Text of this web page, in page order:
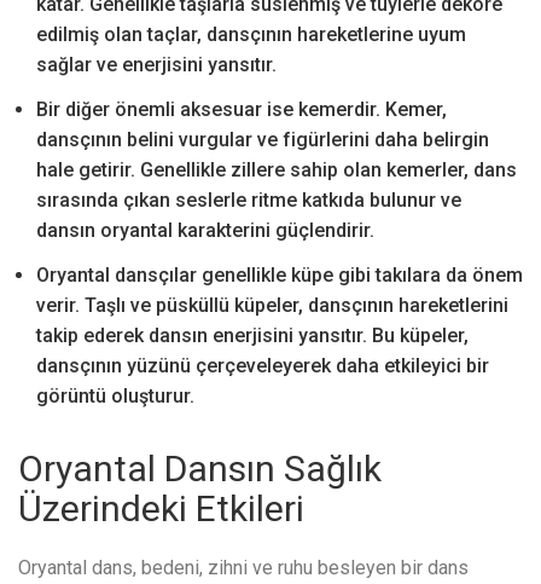
edilmiş olan taçlar, dansçının hareketlerine uyum
sağlar ve enerjisini yansıtır.
Bir diğer önemli aksesuar ise kemerdir. Kemer,
dansçının belini vurgular ve figürlerini daha belirgin
hale getirir. Genellikle zillere sahip olan kemerler, dans
sırasında çıkan seslerle ritme katkıda bulunur ve
dansın oryantal karakterini güçlendirir.
Oryantal dansçılar genellikle küpe gibi takılara da önem
verir. Taşlı ve püsküllü küpeler, dansçının hareketlerini
takip ederek dansın enerjisini yansıtır. Bu küpeler,
dansçının yüzünü çerçeveleyerek daha etkileyici bir
görüntü oluşturur.
Oryantal Dansın Sağlık
Üzerindeki Etkileri
Oryantal dans, bedeni, zihni ve ruhu besleyen bir dans